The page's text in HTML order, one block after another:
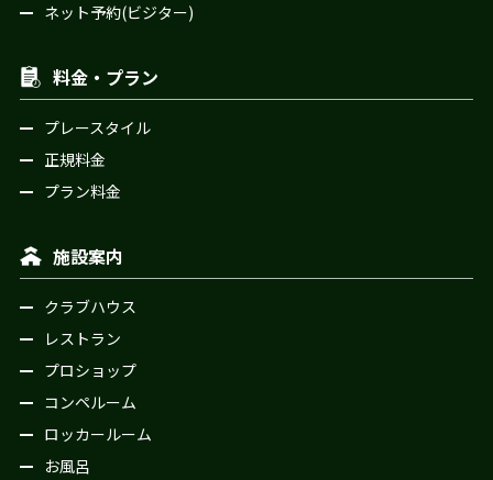
ネット予約(ビジター)
料金・プラン
プレースタイル
正規料金
プラン料金
施設案内
クラブハウス
レストラン
プロショップ
コンペルーム
ロッカールーム
お風呂